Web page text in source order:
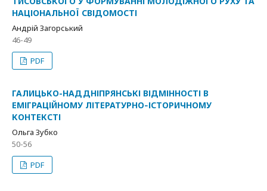
НАЦІОНАЛЬНОЇ СВІДОМОСТІ
Андрій Загорський
46-49
PDF
ГАЛИЦЬКО-НАДДНІПРЯНСЬКІ ВІДМІННОСТІ В
ЕМІГРАЦІЙНОМУ ЛІТЕРАТУРНО‑ІСТОРИЧНОМУ
КОНТЕКСТІ
Ольга Зубко
50-56
PDF